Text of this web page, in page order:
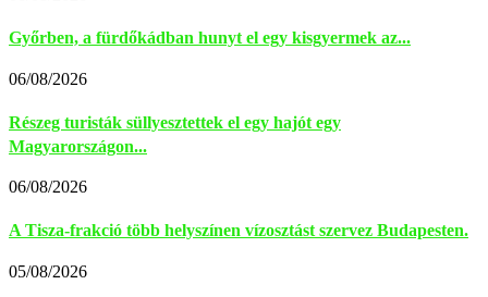
Győrben, a fürdőkádban hunyt el egy kisgyermek az...
06/08/2026
Részeg turisták süllyesztettek el egy hajót egy
Magyarországon...
06/08/2026
A Tisza-frakció több helyszínen vízosztást szervez Budapesten.
05/08/2026